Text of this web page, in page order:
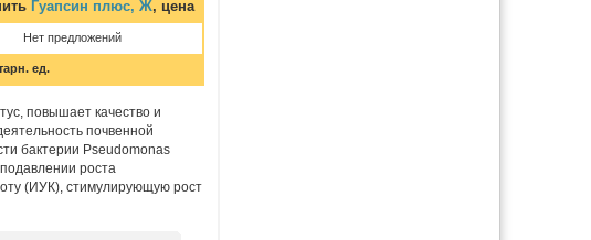
Гуапсин плюс, Ж, цена
Нет предложений
ед.
повышает качество и
почвенной
бактерии Pseudomonas
роста
(ИУК), стимулирующую рост